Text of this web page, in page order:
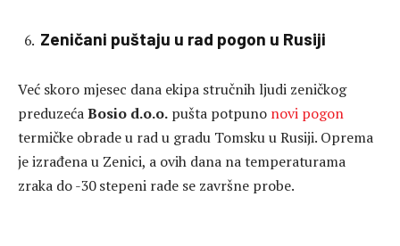
Zeničani puštaju u rad pogon u Rusiji
Već skoro mjesec dana ekipa stručnih ljudi zeničkog
preduzećaBosio d.o.o. pušta potpuno novi pogon
termičke obrade u rad u gradu Tomsku u Rusiji. Oprema
je izrađena u Zenici, a ovih dana na temperaturama
zraka do -30 stepeni rade se završne probe.